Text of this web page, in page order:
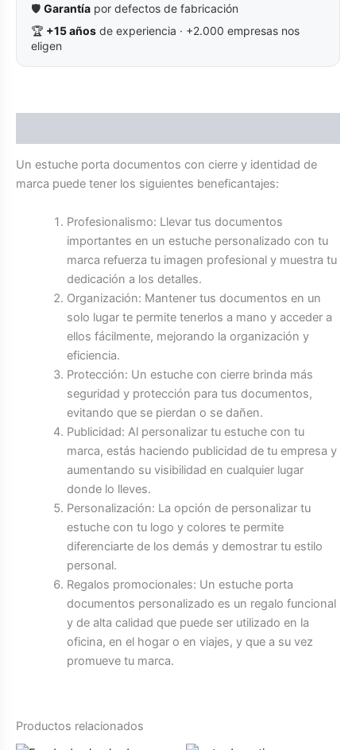
🛡️ Garantía por defectos de fabricación
🏆 +15 años de experiencia · +2.000 empresas nos
eligen
Un estuche porta documentos con cierre y identidad de
marca puede tener los siguientes beneficantajes:
Profesionalismo: Llevar tus documentos
importantes en un estuche personalizado con tu
marca refuerza tu imagen profesional y muestra tu
dedicación a los detalles.
Organización: Mantener tus documentos en un
solo lugar te permite tenerlos a mano y acceder a
ellos fácilmente, mejorando la organización y
eficiencia.
Protección: Un estuche con cierre brinda más
seguridad y protección para tus documentos,
evitando que se pierdan o se dañen.
Publicidad: Al personalizar tu estuche con tu
marca, estás haciendo publicidad de tu empresa y
aumentando su visibilidad en cualquier lugar
donde lo lleves.
Personalización: La opción de personalizar tu
estuche con tu logo y colores te permite
diferenciarte de los demás y demostrar tu estilo
personal.
Regalos promocionales: Un estuche porta
documentos personalizado es un regalo funcional
y de alta calidad que puede ser utilizado en la
oficina, en el hogar o en viajes, y que a su vez
promueve tu marca.
Productos relacionados